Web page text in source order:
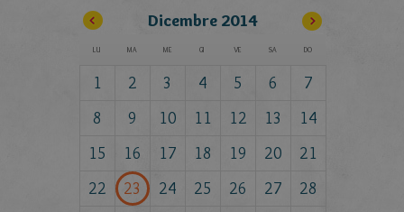
Dicembre 2014
LU MA ME GI VE SA DO
1 2 3 4 5 6
7
8
9 10 11 12 13
14
15
16 17 18 19 20
21
22
23 24 25 26 27
28